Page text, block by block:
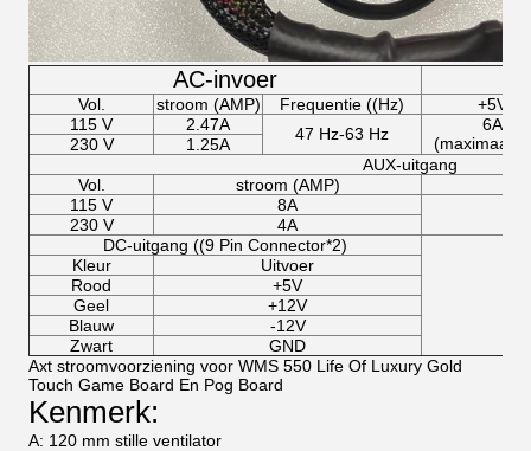
AC-invoer
Vol. stroom (AMP) Frequentie ((Hz)
+5V
115 V
2.47A 47 Hz-63 Hz
6A
(maximaal
230 V
1.25A
AUX-uitgang
Vol.
stroom (AMP)
115 V
8A
230 V
4A
DC-uitgang ((9 Pin Connector*2)
Kleur
Uitvoer
Rood
+5V
Geel
+12V
Blauw
-12V
Zwart
GND
Axt stroomvoorziening voor WMS 550 Life Of Luxury Gold
Touch Game Board En Pog Board
Kenmerk:
A: 120 mm stille ventilator